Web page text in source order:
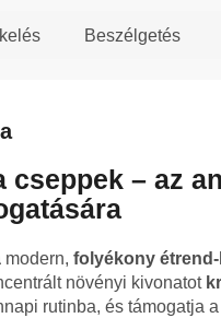
Beszélgetés
cseppek – az
modern, folyékony
növényi kivonatot
rutinba, és támogatja